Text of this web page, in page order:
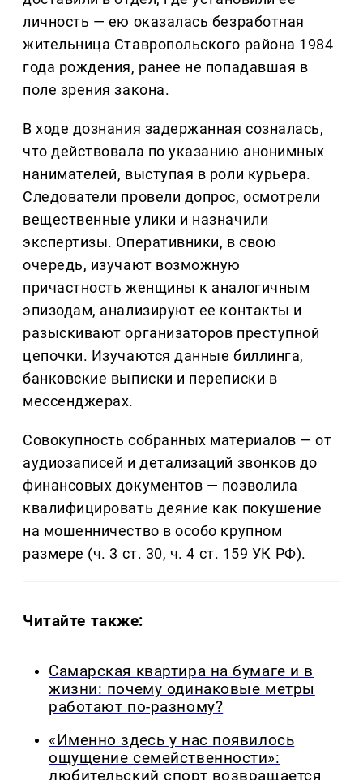
личность — ею оказалась безработная
жительница Ставропольского района 1984
года рождения, ранее не попадавшая в
поле зрения закона.
В ходе дознания задержанная созналась,
что действовала по указанию анонимных
нанимателей, выступая в роли курьера.
Следователи провели допрос, осмотрели
вещественные улики и назначили
экспертизы. Оперативники, в свою
очередь, изучают возможную
причастность женщины к аналогичным
эпизодам, анализируют ее контакты и
разыскивают организаторов преступной
цепочки. Изучаются данные биллинга,
банковские выписки и переписки в
мессенджерах.
Совокупность собранных материалов — от
аудиозаписей и детализаций звонков до
финансовых документов — позволила
квалифицировать деяние как покушение
на мошенничество в особо крупном
размере (ч. 3 ст. 30, ч. 4 ст. 159 УК РФ).
Читайте также:
Самарская квартира на бумаге и в
жизни: почему одинаковые метры
работают по-разному?
«Именно здесь у нас появилось
ощущение семейственности»:
любительский спорт возвращается